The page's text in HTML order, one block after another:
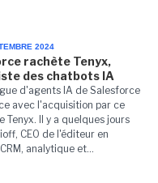
2024
rachète Tenyx,
des chatbots IA
d'agents IA de Salesforce
avec l'acquisition par ce
Tenyx. Il y a quelques jours
CEO de l'éditeur en
analytique et...